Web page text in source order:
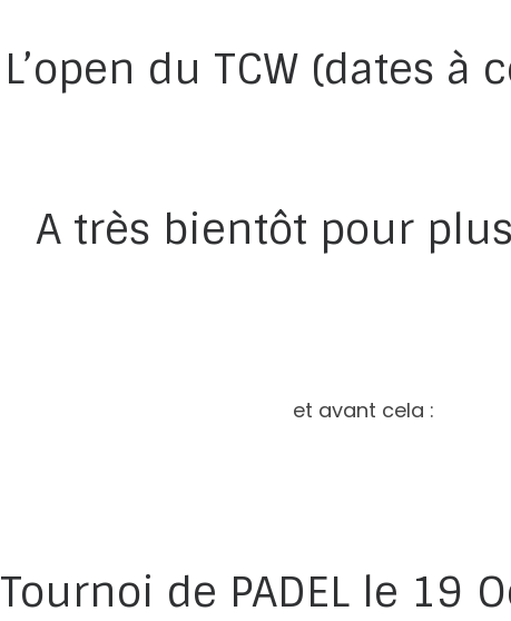
L’open du TCW (dates à
A très bientôt pour
et avant cela :
Tournoi de PADEL le 19